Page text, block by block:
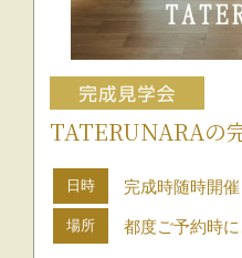
TATERUNARAの
日時 完成時随時開催
場所 都度ご予約時